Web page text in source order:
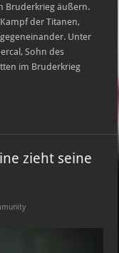
Bruderkrieg äußern.
der Titanen,
Unter
Sohn des
im Bruderkrieg
zieht seine